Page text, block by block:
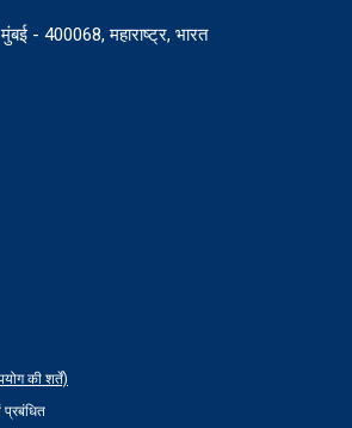
- 400068, महाराष्ट्र, भारत
की शर्तें)
प्रबंधित